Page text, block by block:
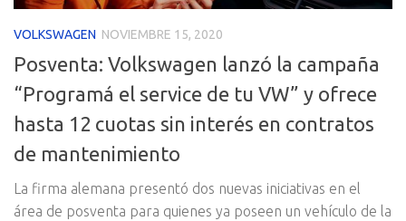
VOLKSWAGEN NOVIEMBRE 15, 2020
Posventa: Volkswagen lanzó la campaña
“Programá el service de tu VW” y ofrece
hasta 12 cuotas sin interés en contratos
de mantenimiento
La firma alemana presentó dos nuevas iniciativas en el
área de posventa para quienes ya poseen un vehículo de la